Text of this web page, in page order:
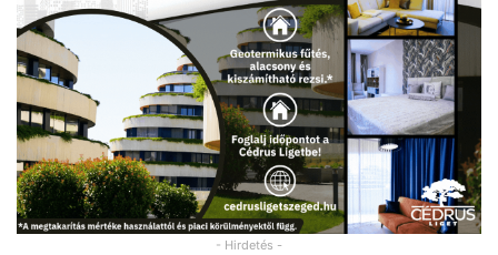
- Hirdetés -